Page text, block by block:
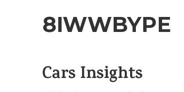
8IWWBYPE
Cars Insights